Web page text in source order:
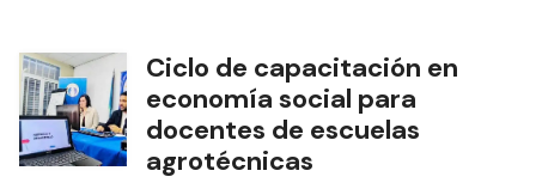
Ciclo de capacitación en
economía social para
docentes de escuelas
agrotécnicas